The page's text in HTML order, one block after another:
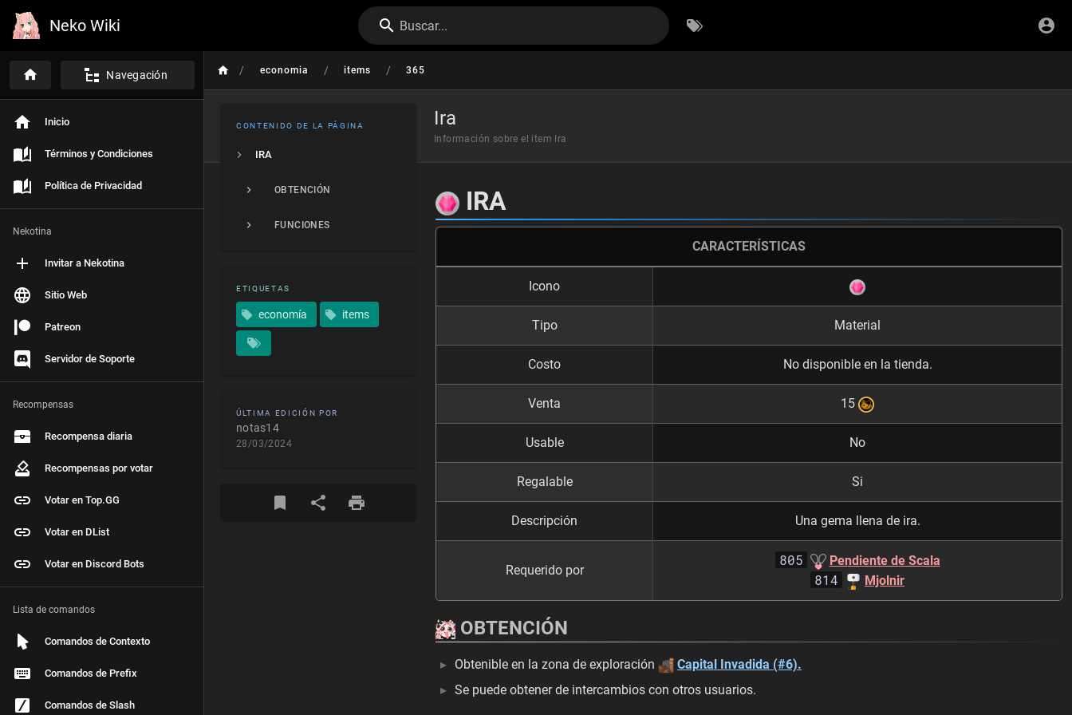
Neko Wiki Buscar...
Navegación
Inicio
Términos y Condiciones
Política de Privacidad
Nekotina
Invitar a Nekotina
Sitio Web
Patreon
Servidor de Soporte
Recompensas
Recompensa diaria
Recompensas por votar
Votar en Top.GG
Votar en DList
Votar en Discord Bots
Lista de comandos
Comandos de Contexto
Comandos de Prefix
Comandos de Slash
/ economia / items / 365
Ira
Información sobre el item Ira
CONTENIDO DE LA PÁGINA
IRA
OBTENCIÓN
FUNCIONES
ETIQUETAS
economía items
ÚLTIMA EDICIÓN POR
notas14
28/03/2024
IRA
CARACTERÍSTICAS
Icono
Tipo Material
Costo No disponible en la tienda.
Venta 15
Usable No
Regalable Si
Descripción Una gema llena de ira.
Requerido por
805 Pendiente de Scala
814 Mjolnir
OBTENCIÓN
Obtenible en la zona de exploración
Capital Invadida (#6).
Se puede obtener de intercambios con otros usuarios.